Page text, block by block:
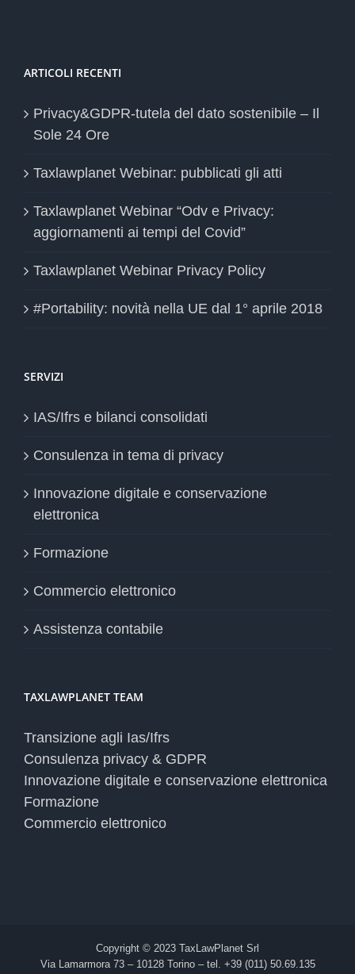
ARTICOLI RECENTI
Privacy&GDPR-tutela del dato sostenibile – Il
Sole 24 Ore
Taxlawplanet Webinar: pubblicati gli atti
Taxlawplanet Webinar “Odv e Privacy:
aggiornamenti ai tempi del Covid”
Taxlawplanet Webinar Privacy Policy
#Portability: novità nella UE dal 1° aprile 2018
SERVIZI
IAS/Ifrs e bilanci consolidati
Consulenza in tema di privacy
Innovazione digitale e conservazione
elettronica
Formazione
Commercio elettronico
Assistenza contabile
TAXLAWPLANET TEAM
Transizione agli Ias/Ifrs
Consulenza privacy & GDPR
Innovazione digitale e conservazione elettronica
Formazione
Commercio elettronico
Copyright © 2023 TaxLawPlanet Srl
Via Lamarmora 73 – 10128 Torino – tel. +39 (011) 50.69.135